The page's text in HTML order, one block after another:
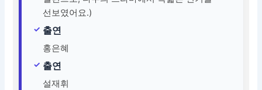
선보였어요.)
출연
홍은혜
출연
설재휘